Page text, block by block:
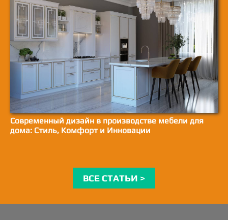
Современный дизайн в производстве мебели для
дома: Стиль, Комфорт и Инновации
ВСЕ СТАТЬИ >